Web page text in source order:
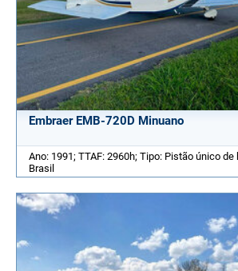
Embraer EMB-720D Minuano
Ano: 1991; TTAF: 2960h; Tipo: Pistão único
Brasil